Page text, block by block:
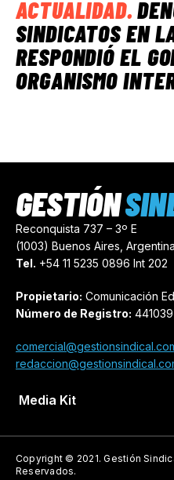
ACTUALIDAD.
SINDICATOS EN
RESPONDIÓ EL
ORGANISMO
Reconquista 737 – 3º E
(1003) Buenos Aires, Argentina
Tel. +54 11 5235 0896 Int 202
Propietario: Comunicación
Número de Registro:
Media Kit
GESTIÓN
Copyright © 2021.Gestión
Reservados.